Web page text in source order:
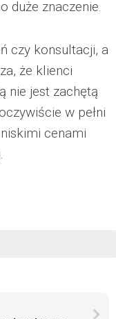
duże znaczenie.
czy konsultacji, a
że klienci
nie jest zachętą
w pełni
cenami